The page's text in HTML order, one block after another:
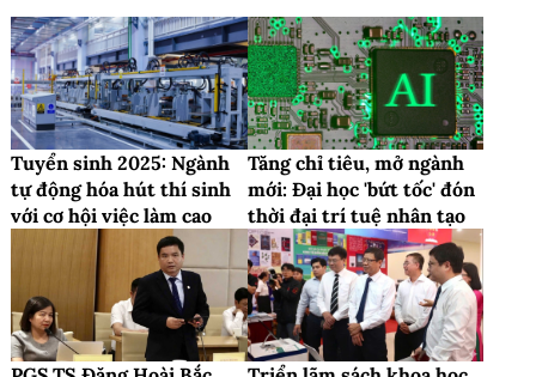
Tuyển sinh 2025: Ngành
tự động hóa hút thí sinh
với cơ hội việc làm cao
Tăng chỉ tiêu, mở ngành
mới: Đại học 'bứt tốc' đón
thời đại trí tuệ nhân tạo